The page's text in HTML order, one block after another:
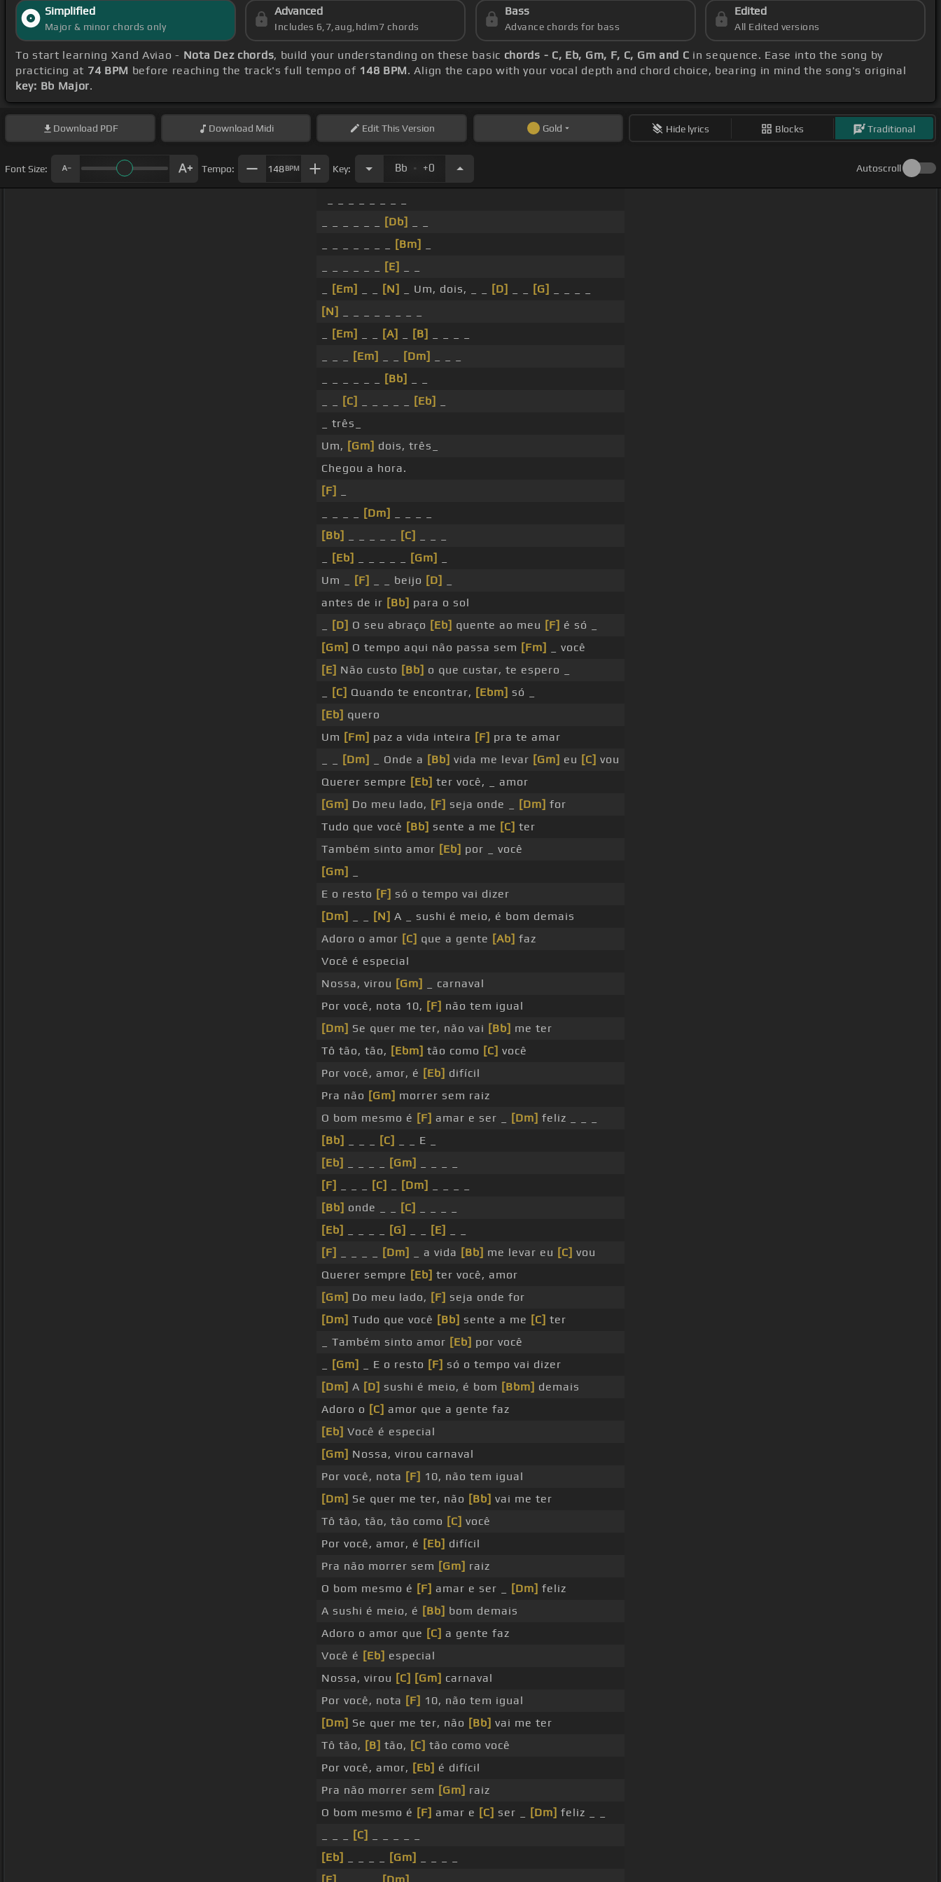
Simplified
Major & minor chords only
Advanced
Includes 6,7,aug,hdim7 chords
Bass
Advance chords for bass
Edited
All Edited versions
To start learning Xand Aviao - Nota Dez chords, build your understanding on these basic chords - C, Eb, Gm, F, C, Gm and C in sequence. Ease into the song by
practicing at 74 BPM before reaching the track's full tempo of 148 BPM. Align the capo with your vocal depth and chord choice, bearing in mind the song's original
key: Bb Major.
Download PDF Download Midi EditThis Version Gold Hide lyrics Blocks Traditional
Font Size: Tempo: 148BPM Key: Bb . +0 Autoscroll
[Db]
[Bm]
[E]
[Em] [N] _ Um, dois, _ _ [D] [G]
[N]
[Em] [A] [B]
[Em] [Dm]
[Bb]
[C] [Eb]
_ três_
Um, [Gm] dois, três_
Chegou a hora.
[F]
[Dm]
[Bb]
[C]
[Eb] [Gm]
Um _
[F] _ _ beijo [D]
antes de ir [Bb] para o sol
[D] O seu abraço [Eb] quente ao meu [F] é só _
[Gm] O tempo aqui não passa sem [Fm]
_ você
[E] Não custo [Bb] o que custar, te espero _
[C] Quando te encontrar, [Ebm] só _
[Eb] quero
Um [Fm] paz a vida inteira [F] pra te amar
[Dm] _ Onde a [Bb] vida me levar [Gm] eu [C] vou
Querer sempre [Eb] ter você, _ amor
[Gm] Do meu lado, [F] seja onde _ [Dm] for
Tudo que você [Bb] sente a me [C] ter
Também sinto amor [Eb] por _ você
[Gm]
E o resto [F] só o tempo vai dizer
[Dm]
[N] A _ sushi é meio, é bom demais
Adoro o amor [C] que a gente [Ab] faz
Você é especial
Nossa, virou [Gm]
_ carnaval
Por você, nota 10, [F] não tem igual
[Dm] Se quer me ter, não vai [Bb] me ter
Tô tão, tão, [Ebm] tão como [C] você
Por você, amor, é [Eb] difícil
Pra não [Gm] morrer sem raiz
O bom mesmo é [F] amar e ser _ [Dm] feliz _ _ _
[Bb]
[C]
_ _ E _
[Eb]
[Gm]
[F]
[C] [Dm]
[Bb] onde _ _ [C]
[Eb]
[G] [E]
[F]
[Dm] _ a vida [Bb] me levar eu [C] vou
Querer sempre [Eb] ter você, amor
[Gm] Do meu lado, [F] seja onde for
[Dm] Tudo que você [Bb] sente a me [C] ter
_ Também sinto amor [Eb] por você
[Gm] _ E o resto [F] só o tempo vai dizer
[Dm] A [D] sushi é meio, é bom [Bbm] demais
Adoro o [C] amor que a gente faz
[Eb] Você é especial
[Gm] Nossa, virou carnaval
Por você, nota [F] 10, não tem igual
[Dm] Se quer me ter, não [Bb] vai me ter
Tô tão, tão, tão como [C] você
Por você, amor, é [Eb] difícil
Pra não morrer sem [Gm] raiz
O bom mesmo é [F] amar e ser _ [Dm] feliz
A sushi é meio, é [Bb] bom demais
Adoro o amor que [C] a gente faz
Você é [Eb] especial
Nossa, virou [C] [Gm] carnaval
Por você, nota [F] 10, não tem igual
[Dm] Se quer me ter, não [Bb] vai me ter
Tô tão, [B] tão, [C] tão como você
Por você, amor, [Eb] é difícil
Pra não morrer sem [Gm] raiz
O bom mesmo é [F] amar e [C] ser _ [Dm] feliz _ _
[C]
[Eb]
[Gm]